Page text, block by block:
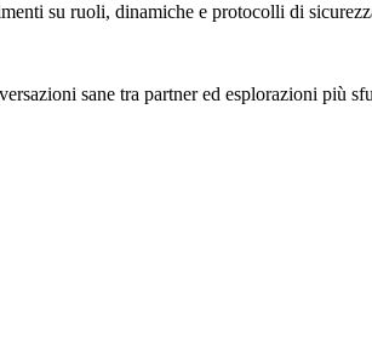
su ruoli, dinamiche e protocolli di
sane tra partner ed esplorazioni più